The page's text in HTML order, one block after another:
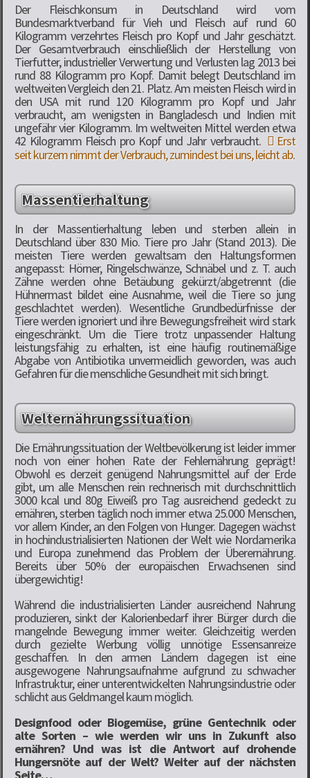
Der Fleischkonsum in Deutschland wird vom
Bundesmarktverband für Vieh und Fleisch auf rund 60
Kilogramm verzehrtes Fleisch pro Kopf und Jahr geschätzt.
Der Gesamtverbrauch einschließlich der Herstellung von
Tierfutter, industrieller Verwertung und Verlusten lag 2013 bei
rund 88 Kilogramm pro Kopf. Damit belegt Deutschland im
weltweiten Vergleich den 21. Platz. Am meisten Fleisch wird in
den USA mit rund 120 Kilogramm pro Kopf und Jahr
verbraucht, am wenigsten in Bangladesch und Indien mit
ungefähr vier Kilogramm. Im weltweiten Mittel werden etwa
42 Kilogramm Fleisch pro Kopf und Jahr verbraucht.
Erst
seit kurzem nimmt der Verbrauch, zumindest bei uns, leicht ab.
Massentierhaltung
In der Massentierhaltung leben und sterben allein in
Deutschland über 830 Mio. Tiere pro Jahr (Stand 2013). Die
meisten Tiere werden gewaltsam den Haltungsformen
angepasst: Hörner, Ringelschwänze, Schnäbel und z. T. auch
Zähne werden ohne Betäubung gekürzt/abgetrennt (die
Hühnermast bildet eine Ausnahme, weil die Tiere so jung
geschlachtet werden). Wesentliche Grundbedürfnisse der
Tiere werden ignoriert und ihre Bewegungsfreiheit wird stark
eingeschränkt. Um die Tiere trotz unpassender Haltung
leistungsfähig zu erhalten, ist eine häufig routinemäßige
Abgabe von Antibiotika unvermeidlich geworden, was auch
Gefahren für die menschliche Gesundheit mit sich bringt.
Welternährungssituation
Die Ernährungssituation der Weltbevölkerung ist leider immer
noch von einer hohen Rate der Fehlernährung geprägt!
Obwohl es derzeit genügend Nahrungsmittel auf der Erde
gibt, um alle Menschen rein rechnerisch mit durchschnittlich
3000 kcal und 80g Eiweiß pro Tag ausreichend gedeckt zu
ernähren, sterben täglich noch immer etwa 25.000 Menschen,
vor allem Kinder, an den Folgen von Hunger. Dagegen wächst
in hochindustrialisierten Nationen der Welt wie Nordamerika
und Europa zunehmend das Problem der Überernährung.
Bereits über 50% der europäischen Erwachsenen sind
übergewichtig!
Während die industrialisierten Länder ausreichend Nahrung
produzieren, sinkt der Kalorienbedarf ihrer Bürger durch die
mangelnde Bewegung immer weiter. Gleichzeitig werden
durch gezielte Werbung völlig unnötige Essensanreize
geschaffen. In den armen Ländern dagegen ist eine
ausgewogene Nahrungsaufnahme aufgrund zu schwacher
Infrastruktur, einer unterentwickelten Nahrungsindustrie oder
schlicht aus Geldmangel kaum möglich.
Designfood oder Biogemüse, grüne Gentechnik oder
alte Sorten – wie werden wir uns in Zukunft also
ernähren? Und was ist die Antwort auf drohende
Hungersnöte auf der Welt? Weiter auf der nächsten
Seite…